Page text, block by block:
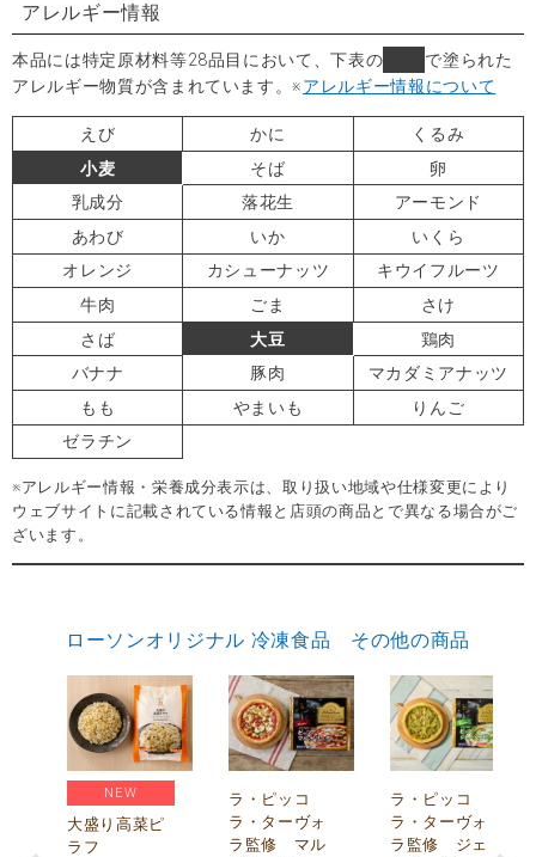
アレルギー情報
本品には特定原材料等28品目において、下表の
で塗られた
アレルギー物質が含まれています。※アレルギー情報について
えび かに
くるみ
小麦
そば
卵
乳成分
落花生
アーモンド
あわび
いか
いくら
オレンジ
カシューナッツ
キウイフルーツ
牛肉
ごま
さけ
さば
大豆
鶏肉
バナナ
豚肉
マカダミアナッツ
もも
やまいも
りんご
ゼラチン
※アレルギー情報・栄養成分表示は、取り扱い地域や仕様変更により
ウェブサイトに記載されている情報と店頭の商品とで異なる場合がご
ざいます。
ローソンオリジナル 冷凍食品 その他の商品
NEW
大盛り高菜ピ
ラフ
ラ・ピッコ
ラ・ターヴォ
ラ監修 マル
ラ・ピッコ
ラ・ターヴォ
ラ監修 ジェ